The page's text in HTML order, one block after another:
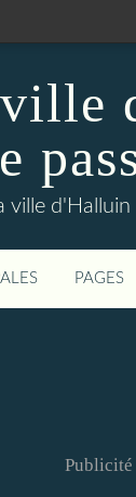
ville
PAGES
Publicité